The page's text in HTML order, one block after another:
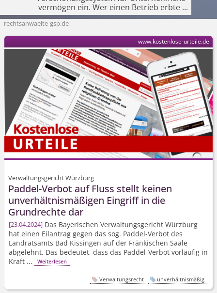
vermögen ein. Wer einen Betrieb erbte ...
rechtsanwaelte-gsp.de
Verwaltungsgericht Würzburg
Paddel-Verbot auf Fluss stellt keinen
unverhältnismäßigen Eingriff in die
Grundrechte dar
23.04.2024 Das Bayerischen Verwaltungsgericht Würzburg
hat einen Eilantrag gegen das sog. Paddel-Verbot des
Landratsamts Bad Kissingen auf der Fränkischen Saale
abgelehnt. Das bedeutet, dass das Paddel-Verbot vorläufig in
Kraft ...
Weiterlesen
www.kostenlose-urteile.de
Verwaltungsrecht unverhältnismäßig